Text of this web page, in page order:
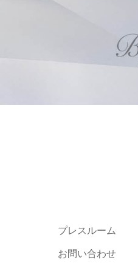
プレスルーム
お問い合わせ